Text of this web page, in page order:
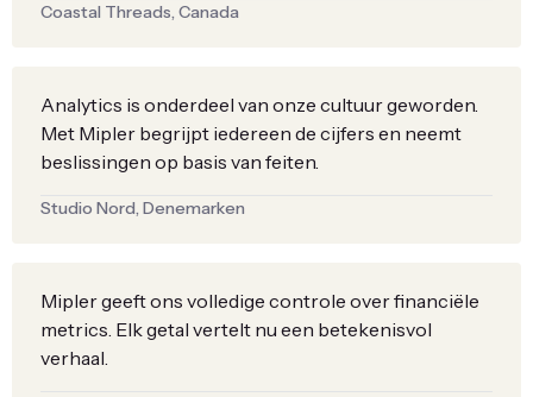
Coastal Threads, Canada
Analytics is onderdeel van onze cultuur geworden.
Met Mipler begrijpt iedereen de cijfers en neemt
beslissingen op basis van feiten.
Studio Nord, Denemarken
Mipler geeft ons volledige controle over financiële
metrics. Elk getal vertelt nu een betekenisvol
verhaal.